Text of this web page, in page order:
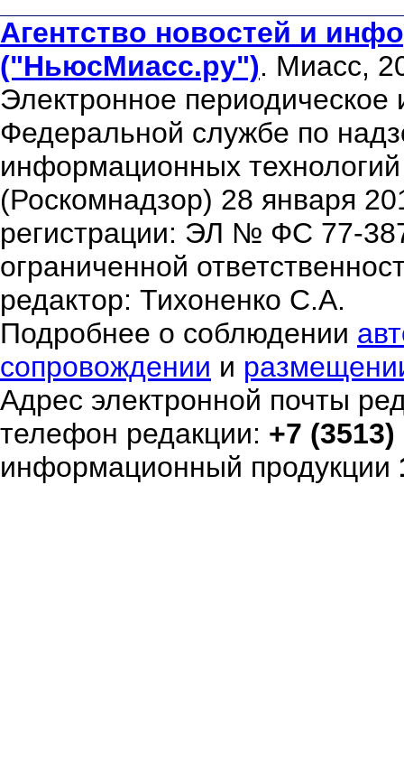
Агентство новостей и
("НьюсМиасс.ру"). Миасс,
Электронное периодическое
Федеральной службе по
информационных
(Роскомнадзор) 28 января
регистрации: ЭЛ № ФС 77-
ограниченной
редактор: Тихоненко С.А.
Подробнее о соблюдении
сопровождении и
Адрес электронной почты
телефон редакции: +7
информационный продукции